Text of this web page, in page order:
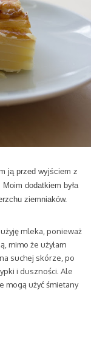
ją przed wyjściem z
dodatkiem była
ziemniaków.
mleka, ponieważ
mimo że użyłam
suchej skórze, po
i duszności. Ale
mogą użyć śmietany